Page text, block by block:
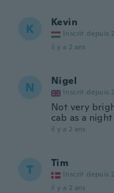
K Kevin
Inscrit depuis
il y a 2 ans
N Nigel
Inscrit depuis
Not very
cab as a
il y a 2 ans
T Tim
Inscrit depuis
il y a 2 ans